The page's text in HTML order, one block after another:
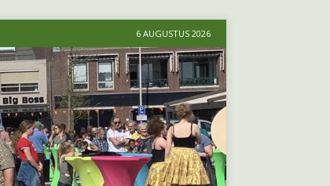
6 AUGUSTUS 2026